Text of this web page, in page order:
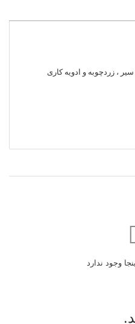
، زردچوبه و ادویه کاری
وجود ندارد